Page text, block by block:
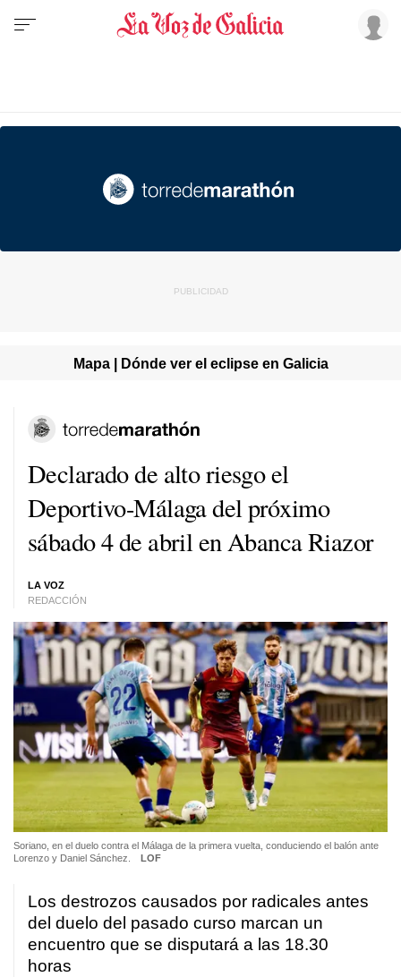
Mapa | Dónde ver el eclipse en Galicia
Declarado de alto riesgo el
Deportivo-Málaga del próximo
sábado 4 de abril en Abanca Riazor
LA VOZ
REDACCIÓN
Soriano, en el duelo contra el Málaga de la primera vuelta, conduciendo el balón ante
Lorenzo y Daniel Sánchez.
LOF
Los destrozos causados por radicales antes
del duelo del pasado curso marcan un
encuentro que se disputará a las 18.30
horas